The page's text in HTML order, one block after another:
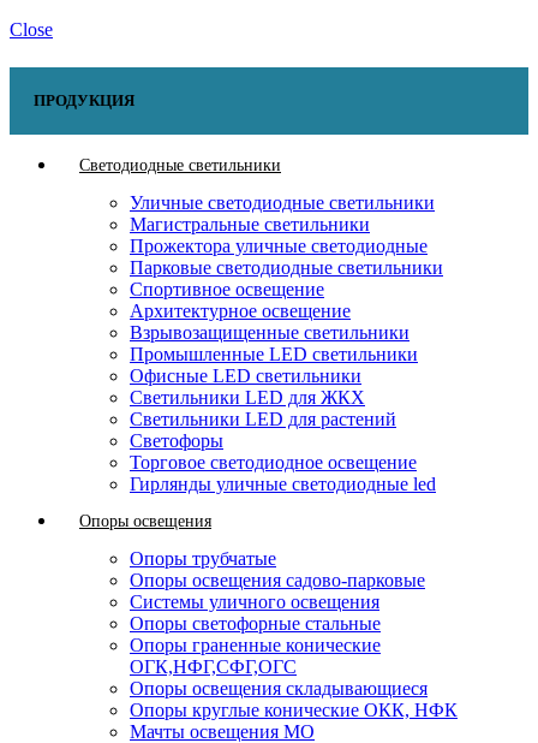
Close
ПРОДУКЦИЯ
Светодиодные светильники
Уличные светодиодные светильники
Магистральные светильники
Прожектора уличные светодиодные
Парковые светодиодные светильники
Спортивное освещение
Архитектурное освещение
Взрывозащищенные светильники
Промышленные LED светильники
Офисные LED светильники
Cветильники LED для ЖКХ
Светильники LED для растений
Светофоры
Торговое светодиодное освещение
Гирлянды уличные светодиодные led
Опоры освещения
Опоры трубчатые
Опоры освещения садово-парковые
Системы уличного освещения
Опоры светофорные стальные
Опоры граненные конические
ОГК,НФГ,СФГ,ОГС
Опоры освещения складывающиеся
Опоры круглые конические ОКК, НФК
Мачты освещения МО